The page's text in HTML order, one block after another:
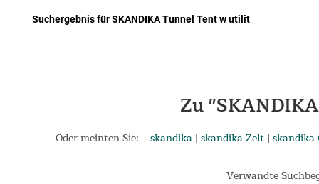
Suchergebnis für SKANDIKA Tunnel Tent w utilit
Zu
Oder meinten Sie: skandika | skandika Zelt | skandika
Verwandte